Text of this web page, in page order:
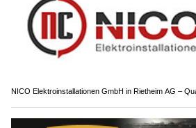
NICO Elektroinstallationen GmbH in Rietheim AG –